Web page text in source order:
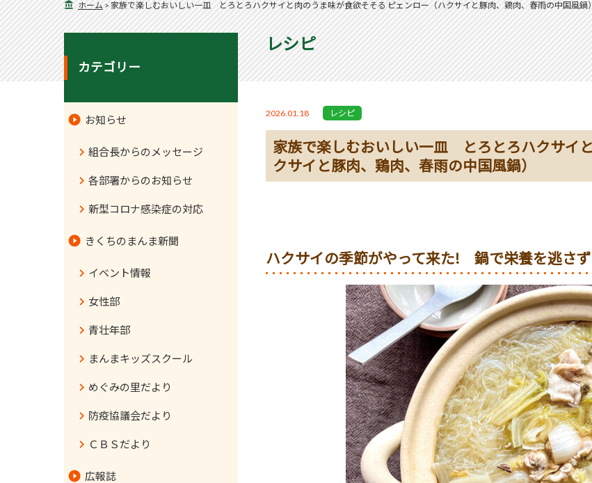
ホーム > 家族で楽しむおいしい一皿 とろとろハクサイと肉のうま味が食欲そそる ピェンロー（ハクサイと豚肉、鶏肉、春雨の中国風鍋）
レシピ
2026.01.18 レシピ
家族で楽しむおいしい一皿 とろとろハクサイ
クサイと豚肉、鶏肉、春雨の中国風鍋）
ハクサイの季節がやって来た! 鍋で栄養を逃さ
カテゴリー
お知らせ
組合長からのメッセージ
各部署からのお知らせ
新型コロナ感染症の対応
きくちのまんま新聞
イベント情報
女性部
青壮年部
まんまキッズスクール
めぐみの里だより
防疫協議会だより
ＣＢＳだより
広報誌